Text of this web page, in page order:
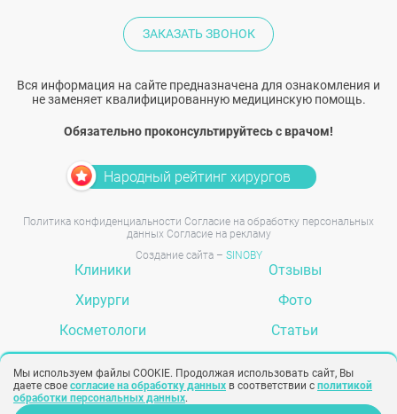
ЗАКАЗАТЬ ЗВОНОК
Вся информация на сайте предназначена для ознакомления и
не заменяет квалифицированную медицинскую помощь.
Обязательно проконсультируйтесь с врачом!
Народный рейтинг хирургов
Политика конфиденциальности Согласие на обработку персональных
данных Согласие на рекламу
Создание сайта – SINOBY
Клиники
Хирурги
Косметологи
Отзывы
Фото
Статьи
Мы используем файлы COOKIE. Продолжая использовать сайт, Вы
даете свое согласие на обработку данных в соответствии с политикой
обработки персональных данных.